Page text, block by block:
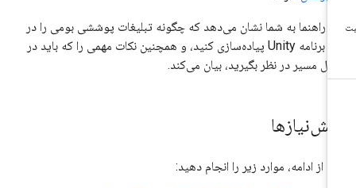
راهنما به شما نشان می‌دهد که چگونه تبلیغات پوششی بومی را در
یک برنامه Unity پیاده‌سازی کنید، و همچنین نکات مهمی را که باید در
مسیر در نظر بگیرید، بیان می‌کند.
از ادامه، موارد زیر را انجام دهید: